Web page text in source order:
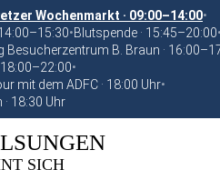
Wochenmarkt · 09:00–14:00•
•Blutspende · 15:45–20:00
Besucherzentrum B. Braun ·
•
mit dem ADFC · 18:00 Uhr•
18:30 Uhr